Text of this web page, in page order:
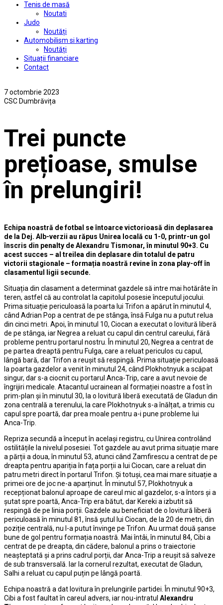
Tenis de masă
Noutati
Judo
Noutăți
Automobilism si karting
Noutăți
Situații financiare
Contact
7 octombrie 2023
CSC Dumbrăvița
Trei puncte
prețioase, smulse
în prelungiri!
Echipa noastră de fotbal se întoarce victorioasă din deplasarea
de la Dej. Alb-verzii au răpus Unirea locală cu 1-0, printr-un gol
înscris din penalty de Alexandru Tismonar, în minutul 90+3. Cu
acest succes – al treilea din deplasare din totalul de patru
victorii stagionale – formația noastră revine în zona play-off în
clasamentul ligii secunde.
Situația din clasament a determinat gazdele să intre mai hotărâte în
teren, astfel că au controlat la capitolul posesie începutul jocului.
Prima situație periculoasă la poarta lui Trifon a apărut în minutul 4,
când Adrian Pop a centrat de pe stânga, însă Fulga nu a putut relua
din cinci metri. Apoi, în minutul 10, Ciocan a executat o lovitură liberă
de pe stânga, iar Negrea a reluat cu capul din centrul careului, fără
probleme pentru portarul nostru. În minutul 20, Negrea a centrat de
pe partea dreaptă pentru Fulga, care a reluat periculos cu capul,
lângă bară, dar Trifon a reușit să respingă. Prima situație periculoasă
la poarta gazdelor a venit în minutul 24, când Plokhotnyuk a scăpat
singur, dar s-a ciocnit cu portarul Anca-Trip, care a avut nevoie de
îngrijiri medicale. Atacantul ucrainean al formației noastre a fost în
prim-plan și în minutul 30, la o lovitură liberă executată de Gladun din
zona centrală a terenului, la care Plokhotnyuk s-a înălțat, a trimis cu
capul spre poartă, dar prea moale pentru a-i pune probleme lui
Anca-Trip.
Repriza secundă a început în același registru, cu Unirea controlând
ostilitățile la nivelul posesiei. Tot gazdele au avut prima situație mare
a părții a doua, în minutul 53, atunci când Zamfirescu a centrat de pe
dreapta pentru apariția în fața porții a lui Ciocan, care a reluat din
patru metri direct în portarul Trifon. Și totuși, cea mai mare situație a
primei ore de joc ne-a aparținut. În minutul 57, Plokhotnyuk a
recepționat balonul aproape de careul mic al gazdelor, s-a întors și a
șutat spre poartă, Anca-Trip era bătut, dar Kereki a izbutit să
respingă de pe linia porții. Gazdele au beneficiat de o lovitură liberă
periculoasă în minutul 81, însă șutul lui Ciocan, de la 20 de metri, din
poziție centrală, nu l-a putut învinge pe Trifon. Au urmat două șanse
bune de gol pentru formația noastră. Mai întâi, în minutul 84, Cibi a
centrat de pe dreapta, din cădere, balonul a prins o traiectorie
neașteptată și a prins cadrul porții, dar Anca-Trip a reușit să salveze
de sub transversală. Iar la cornerul rezultat, executat de Gladun,
Salhi a reluat cu capul puțin pe lângă poartă.
Echipa noastră a dat lovitura în prelungirile partidei. În minutul 90+3,
Cibi a fost faultat în careul advers, iar nou-intratul Alexandru